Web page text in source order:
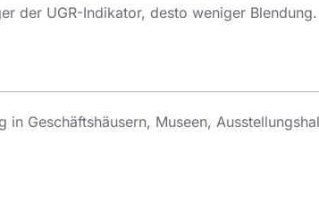
der UGR-Indikator, desto weniger Blendung.
Geschäftshäusern, Museen,